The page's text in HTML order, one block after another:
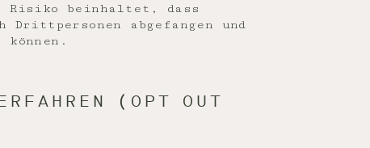
Risiko beinhaltet, dass
Drittpersonen abgefangen und
können.
(OPT OUT